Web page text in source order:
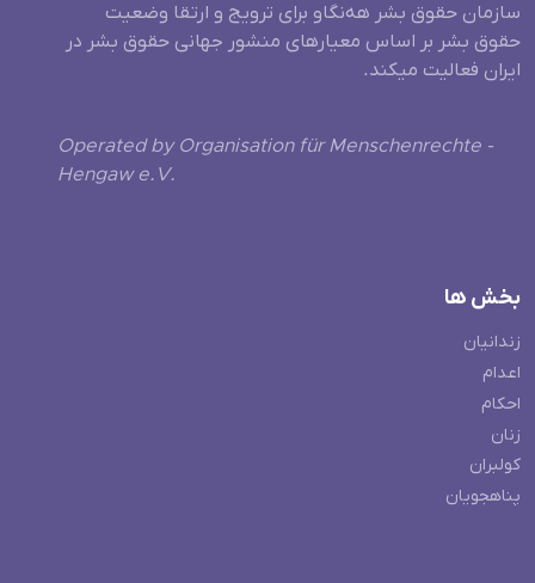
سازمان حقوق بشر هه‌نگاو برای ترویج و ارتقا وضعیت
حقوق بشر بر اساس معیارهای منشور جهانی حقوق بشر در
ایران فعالیت میکند.
Operated by Organisation für Menschenrechte -
Hengaw e.V.
بخش ها
زندانیان
اعدام
احکام
زنان
کولبران
پناهجویان